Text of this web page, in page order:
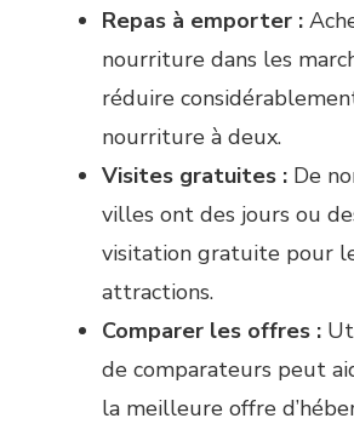
Repas à emporter :
nourriture dans les
réduire
nourriture à deux.
Visites gratuites : De
villes ont des jours ou
visitation gratuite pour
attractions.
Comparer les offres :
de comparateurs peut
la meilleure offre